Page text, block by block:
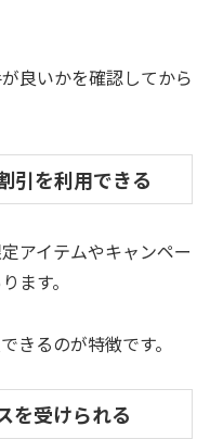
良いかを確認してから
引を利用できる
アイテムやキャンペー
ます。
きるのが特徴です。
を受けられる